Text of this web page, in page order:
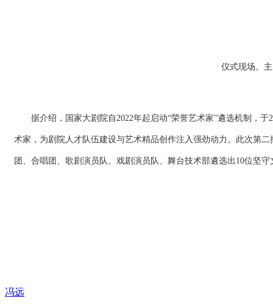
仪式现场。
据介绍，国家大剧院自2022年起启动“荣誉艺术家”遴选机制，于
术家，为剧院人才队伍建设与艺术精品创作注入强劲动力。此次第
团、合唱团、歌剧演员队、戏剧演员队、舞台技术部遴选出10位坚
冯远